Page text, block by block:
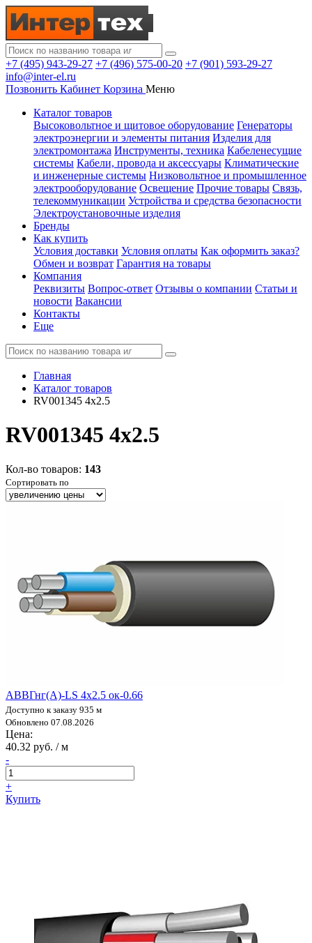
+7 (495) 943-29-27 +7 (496) 575-00-20 +7 (901) 593-29-27
info@inter-el.ru
Позвонить Кабинет Корзина Меню
Каталог товаров
Высоковольтное и щитовое оборудование Генераторы
электроэнергии и элементы питания Изделия для
электромонтажа Инструменты, техника Кабеленесущие
системы Кабели, провода и аксессуары Климатические
и инженерные системы Низковольтное и промышленное
электрооборудование Освещение Прочие товары Связь,
телекоммуникации Устройства и средства безопасности
Электроустановочные изделия
Бренды
Как купить
Условия доставки Условия оплаты Как оформить заказ?
Обмен и возврат Гарантия на товары
Компания
Реквизиты Вопрос-ответ Отзывы о компании Статьи и
новости Вакансии
Контакты
Еще
Главная
Каталог товаров
RV001345 4x2.5
RV001345 4x2.5
Кол-во товаров: 143
Сортировать по
АВВГнг(А)-LS 4х2.5 ок-0.66
Доступно к заказу 935 м
Обновлено 07.08.2026
Цена:
40.32 руб. / м
-
+
Купить